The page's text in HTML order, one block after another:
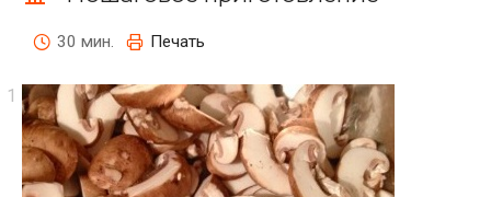
30 мин. Печать